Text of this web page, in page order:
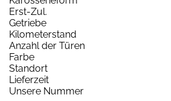
Erst-Zul.
Getriebe
Kilometerstand
Anzahl der Türen
Farbe
Standort
Lieferzeit
Unsere Nummer